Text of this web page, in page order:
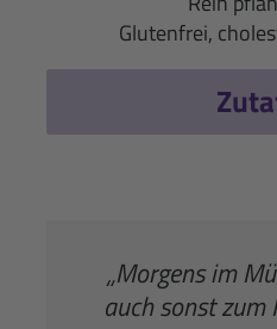
Glutenfrei,
„Morgens im
auch sonst zum